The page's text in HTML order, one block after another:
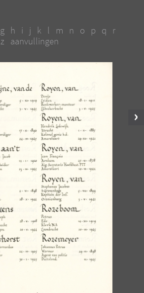
g h i j k l m n o p q r
z aanvullingen